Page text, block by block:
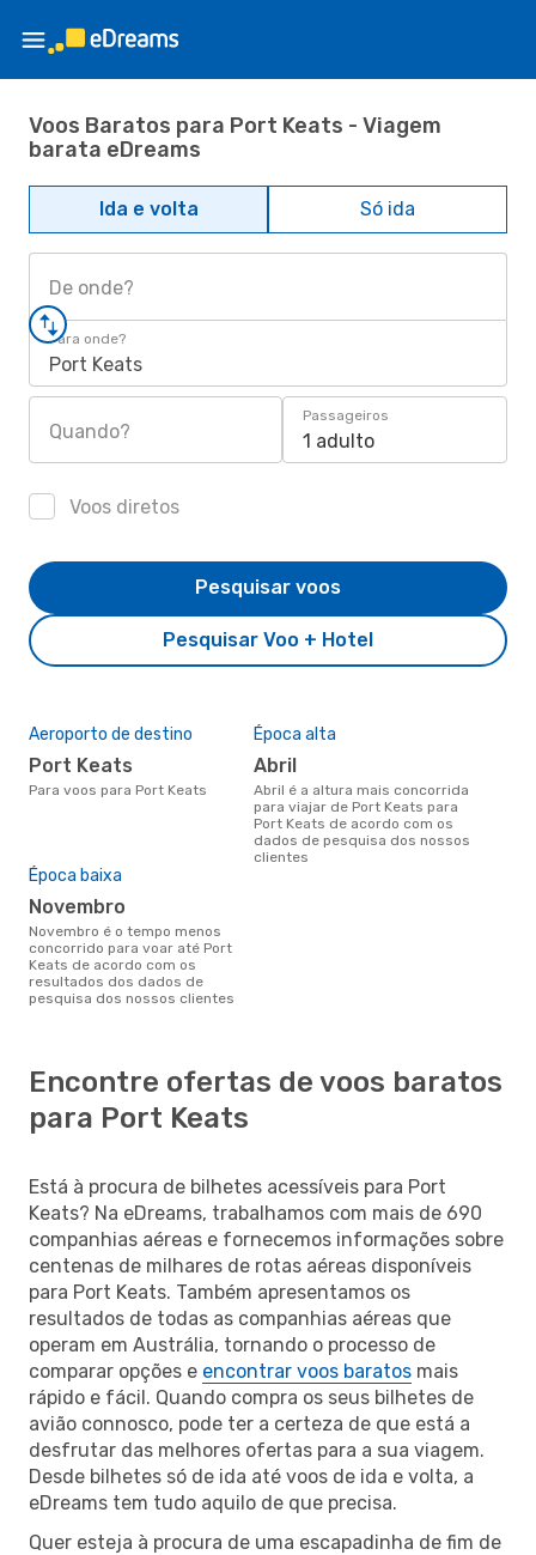
Voos Baratos para Port Keats - Viagem
barata eDreams
Ida e volta Só ida
De onde?
Para onde?
Port Keats
Quando?
Passageiros
1 adulto
Voos diretos
Pesquisar Voo + Hotel
Pesquisar voos
Aeroporto de destino
Port Keats
Para voos para Port Keats
Época alta
abril
abril é a altura mais concorrida
para viajar de Port Keats para
Port Keats de acordo com os
dados de pesquisa dos nossos
clientes
Época baixa
novembro
novembro é o tempo menos
concorrido para voar até Port
Keats de acordo com os
resultados dos dados de
pesquisa dos nossos clientes
Encontre ofertas de voos baratos
para Port Keats
Está à procura de bilhetes acessíveis para Port
Keats? Na eDreams, trabalhamos com mais de 690
companhias aéreas e fornecemos informações sobre
centenas de milhares de rotas aéreas disponíveis
para Port Keats. Também apresentamos os
resultados de todas as companhias aéreas que
operam em Austrália, tornando o processo de
comparar opções e encontrar voos baratos mais
rápido e fácil. Quando compra os seus bilhetes de
avião connosco, pode ter a certeza de que está a
desfrutar das melhores ofertas para a sua viagem.
Desde bilhetes só de ida até voos de ida e volta, a
eDreams tem tudo aquilo de que precisa.
Quer esteja à procura de uma escapadinha de fim de